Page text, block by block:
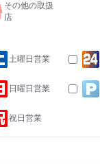
その他の取扱
店
土曜日営業
日曜日営業
祝日営業